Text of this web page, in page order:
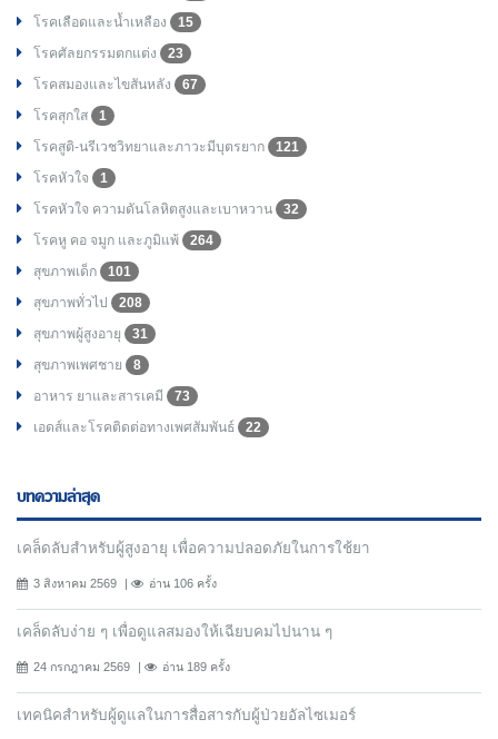
โรคเลือดและน้ำเหลือง
15
โรคศัลยกรรมตกแต่ง
23
โรคสมองและไขสันหลัง
67
โรคสุกใส
1
โรคสูติ-นรีเวชวิทยาและภาวะมีบุตรยาก
121
โรคหัวใจ
1
โรคหัวใจ ความดันโลหิตสูงและเบาหวาน
32
โรคหู คอ จมูก และภูมิแพ้
264
สุขภาพเด็ก
101
สุขภาพทั่วไป
208
สุขภาพผู้สูงอายุ
31
สุขภาพเพศชาย
8
อาหาร ยาและสารเคมี
73
เอดส์และโรคติดต่อทางเพศสัมพันธ์
22
บทความล่าสุด
เคล็ดลับสำหรับผู้สูงอายุ เพื่อความปลอดภัยในการใช้ยา
3 สิงหาคม 2569 อ่าน 106 ครั้ง
เคล็ดลับง่าย ๆ เพื่อดูแลสมองให้เฉียบคมไปนาน ๆ
24 กรกฎาคม 2569 อ่าน 189 ครั้ง
เทคนิคสำหรับผู้ดูแลในการสื่อสารกับผู้ป่วยอัลไซเมอร์